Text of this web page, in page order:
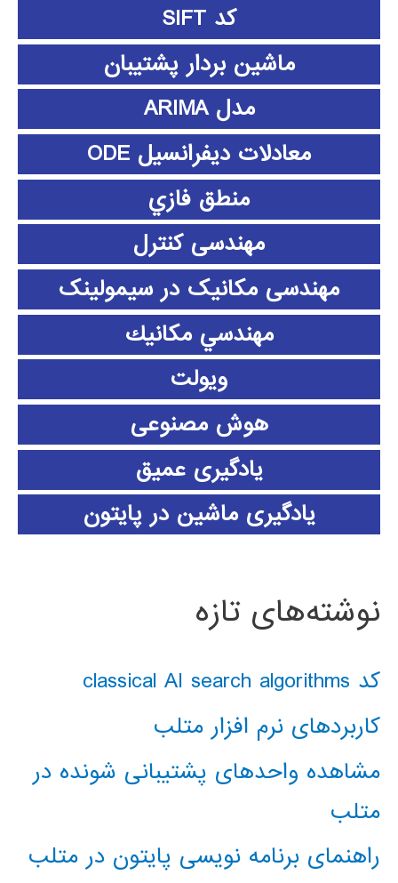
کد SIFT
ماشین بردار پشتیبان
مدل ARIMA
معادلات دیفرانسیل ODE
منطق فازي
مهندسی کنترل
مهندسی مکانیک در سیمولینک
مهندسي مكانيك
ویولت
هوش مصنوعی
یادگیری عمیق
یادگیری ماشین در پایتون
نوشته‌های تازه
کد classical AI search algorithms
کاربردهای نرم افزار متلب
مشاهده واحدهای پشتیبانی شونده در
متلب
راهنمای برنامه نویسی پایتون در متلب